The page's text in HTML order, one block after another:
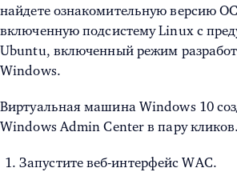
найдете ознакомительную версию
включенную подсистему Linux с
Ubuntu, включенный режим
Windows.
Виртуальная машина Windows 10
Windows Admin Center в пару кликов.
Запустите веб-интерфейс WAC.